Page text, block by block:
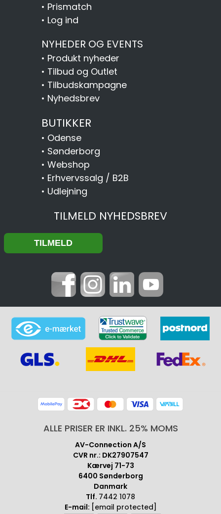
• Prismatch
• Log ind
NYHEDER OG EVENTS
• Produkt nyheder
• Tilbud og Outlet
• Tilbudskampagne
• Nyhedsbrev
BUTIKKER
• Odense
• Sønderborg
• Webshop
• Erhvervssalg / B2B
• Udlejning
TILMELD NYHEDSBREV
ALLE PRISER ER INKL. 25% MOMS
AV-Connection A/S
CVR nr.: DK27907547
Kærvej 71-73
6400 Sønderborg
Danmark
Tlf. 7442 1078
E-mail: [email protected]